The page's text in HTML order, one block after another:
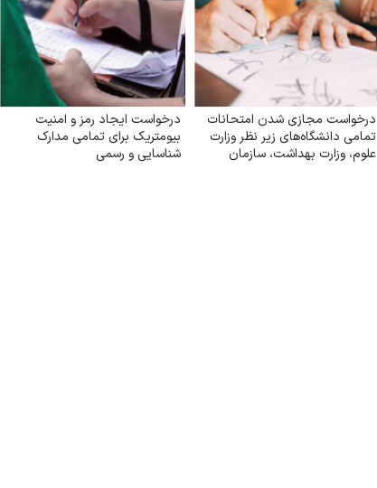
درخواست مجازی شدن امتحانات
تمامی دانشگاه‌های زیر نظر وزارت
علوم‌، وزارت بهداشت، سازمان
درخواست ایجاد رمز و امنیت
بیومتریک برای تمامی مدارک
شناسایی و رسمی